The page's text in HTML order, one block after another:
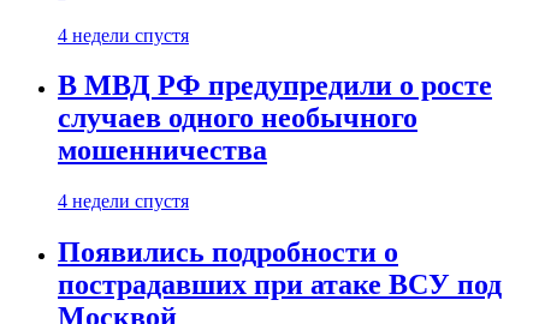
4 недели спустя
В МВД РФ предупредили о росте
случаев одного необычного
мошенничества
4 недели спустя
Появились подробности о
пострадавших при атаке ВСУ под
Москвой